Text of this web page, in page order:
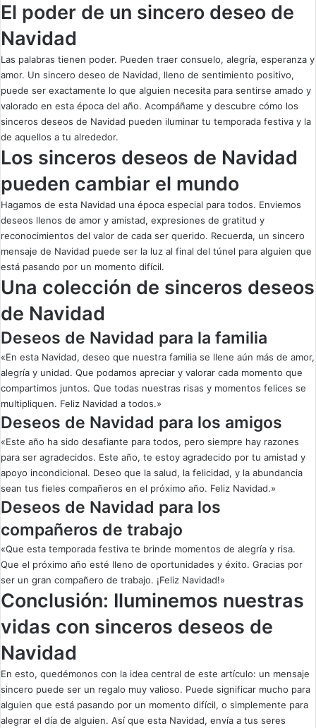
El poder de un sincero deseo de
Navidad
Las palabras tienen poder. Pueden traer consuelo, alegría, esperanza y
amor. Un sincero deseo de Navidad, lleno de sentimiento positivo,
puede ser exactamente lo que alguien necesita para sentirse amado y
valorado en esta época del año. Acompáñame y descubre cómo los
sinceros deseos de Navidad pueden iluminar tu temporada festiva y la
de aquellos a tu alrededor.
Los sinceros deseos de Navidad
pueden cambiar el mundo
Hagamos de esta Navidad una época especial para todos. Enviemos
deseos llenos de amor y amistad, expresiones de gratitud y
reconocimientos del valor de cada ser querido. Recuerda, un sincero
mensaje de Navidad puede ser la luz al final del túnel para alguien que
está pasando por un momento difícil.
Una colección de sinceros deseos
de Navidad
Deseos de Navidad para la familia
«En esta Navidad, deseo que nuestra familia se llene aún más de amor,
alegría y unidad. Que podamos apreciar y valorar cada momento que
compartimos juntos. Que todas nuestras risas y momentos felices se
multipliquen. Feliz Navidad a todos.»
Deseos de Navidad para los amigos
«Este año ha sido desafiante para todos, pero siempre hay razones
para ser agradecidos. Este año, te estoy agradecido por tu amistad y
apoyo incondicional. Deseo que la salud, la felicidad, y la abundancia
sean tus fieles compañeros en el próximo año. Feliz Navidad.»
Deseos de Navidad para los
compañeros de trabajo
«Que esta temporada festiva te brinde momentos de alegría y risa.
Que el próximo año esté lleno de oportunidades y éxito. Gracias por
ser un gran compañero de trabajo. ¡Feliz Navidad!»
Conclusión: Iluminemos nuestras
vidas con sinceros deseos de
Navidad
En esto, quedémonos con la idea central de este artículo: un mensaje
sincero puede ser un regalo muy valioso. Puede significar mucho para
alguien que está pasando por un momento difícil, o simplemente para
alegrar el día de alguien. Así que esta Navidad, envía a tus seres